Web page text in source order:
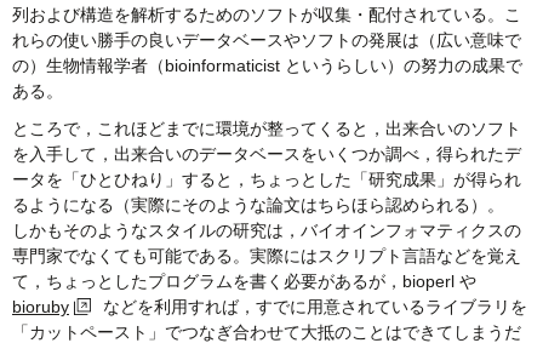
列および構造を解析するためのソフトが収集・配付されている。こ
れらの使い勝手の良いデータベースやソフトの発展は（広い意味で
の）生物情報学者（bioinformaticist というらしい）の努力の成果で
ある。
ところで，これほどまでに環境が整ってくると，出来合いのソフト
を入手して，出来合いのデータベースをいくつか調べ，得られたデ
ータを「ひとひねり」すると，ちょっとした「研究成果」が得られ
るようになる（実際にそのような論文はちらほら認められる）。
しかもそのようなスタイルの研究は，バイオインフォマティクスの
専門家でなくても可能である。実際にはスクリプト言語などを覚え
て，ちょっとしたプログラムを書く必要があるが，bioperl や
bioruby
などを利用すれば，すでに用意されているライブラリを
「カットペースト」でつなぎ合わせて大抵のことはできてしまうだ